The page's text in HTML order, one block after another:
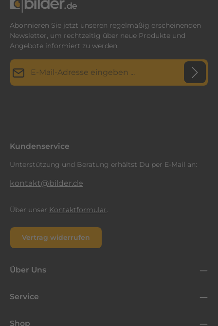
Abonnieren Sie jetzt unseren regelmäßig erscheinenden
Newsletter, um rechtzeitig über neue Produkte und
Angebote informiert zu werden.
E-Mail-Adresse*
Kundenservice
Unterstützung und Beratung erhältst Du per E-Mail an:
kontakt@bilder.de
Über unser Kontaktformular.
Vertrag widerrufen
Über Uns
Service
Shop